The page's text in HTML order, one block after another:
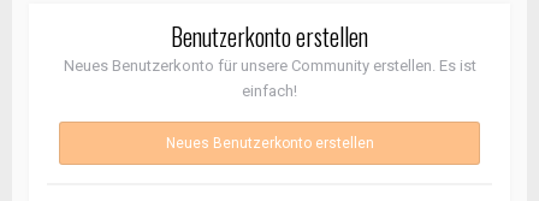
Benutzerkonto erstellen
Neues Benutzerkonto für unsere Community erstellen. Es ist
einfach!
Neues Benutzerkonto erstellen